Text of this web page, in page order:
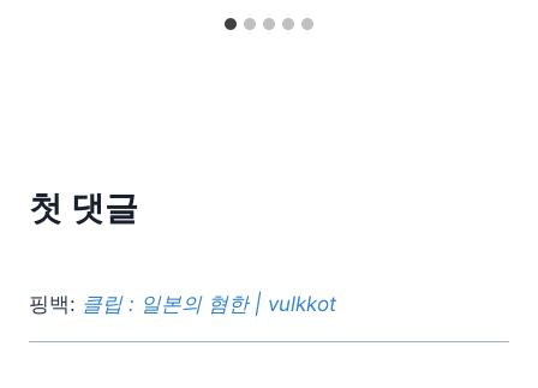
첫 댓글
핑백: 클립 : 일본의 혐한 | vulkkot